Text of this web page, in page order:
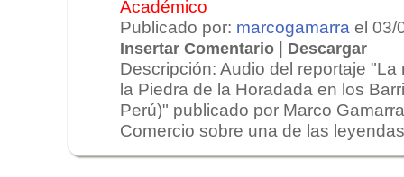
Académico
Publicado por: marcogamarra el 03/
Insertar Comentario | Descargar
Descripción: Audio del reportaje
la Piedra de la Horadada en los
Perú)" publicado por Marco
Comercio sobre una de las